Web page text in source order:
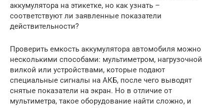
аккумулятора на этикетке, но как узнать –
соответствуют ли заявленные показатели
действительности?
Проверить емкость аккумулятора автомобиля можно
несколькими способами: мультиметром, нагрузочной
вилкой или устройствами, которые подают
специальные сигналы на АКБ, после чего выводят
снятые показатели на экран. Но в отличие от
мультиметра, такое оборудование найти сложно, и